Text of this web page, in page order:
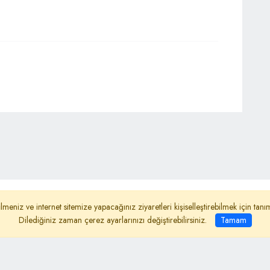
Metni Reklam
Haber Gönder
ve internet sitemize yapacağınız ziyaretleri kişiselleştirebilmek için
Dilediğiniz zaman çerez ayarlarınızı değiştirebilirsiniz.
Tamam